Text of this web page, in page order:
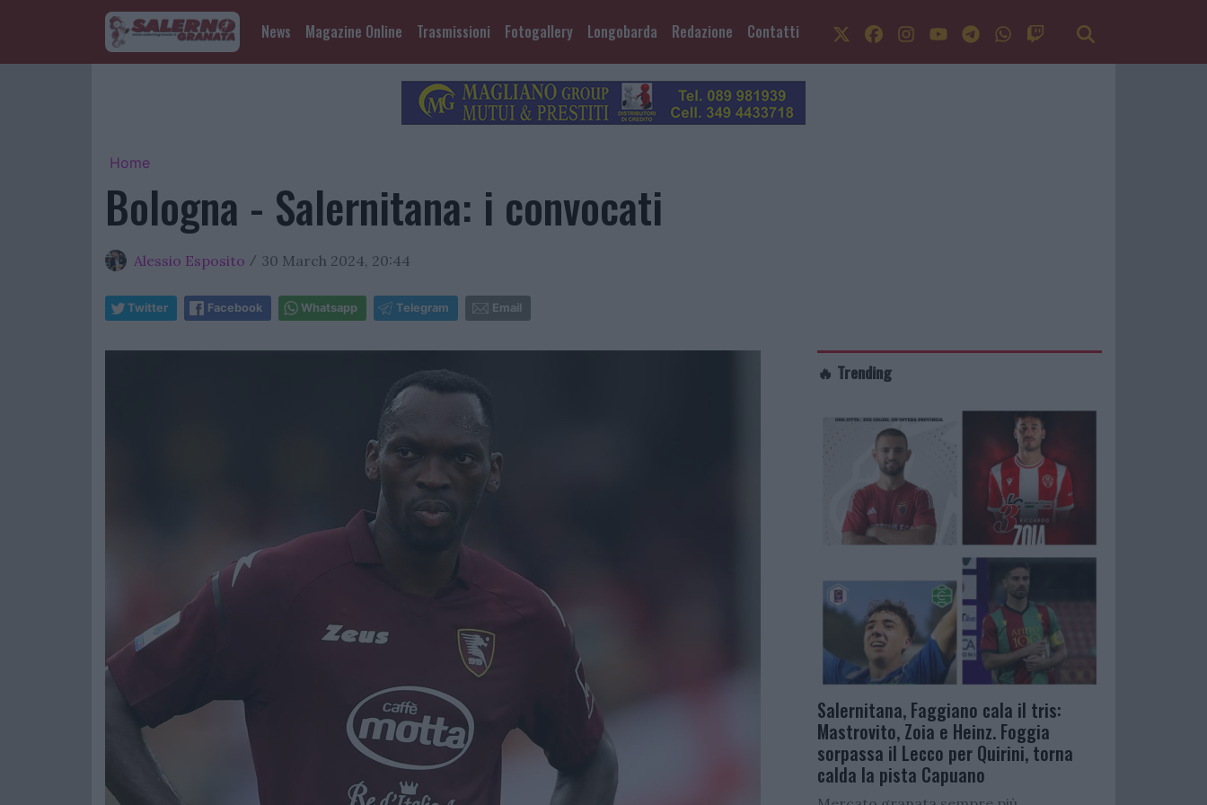
News Magazine Online Trasmissioni Fotogallery Longobarda Redazione Contatti
Home
Bologna - Salernitana: i convocati
Alessio Esposito / 30 March 2024, 20:44
Twitter Facebook Whatsapp Telegram Email
🔥 Trending
Salernitana, Faggiano cala il tris:
Mastrovito, Zoia e Heinz. Foggia
sorpassa il Lecco per Quirini, torna
calda la pista Capuano